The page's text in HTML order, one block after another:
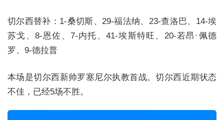
切尔西替补：1-桑切斯、29-福法纳、23-查洛巴、14-埃
苏戈、8-恩佐、7-内托、41-埃斯特旺、20-若昂·佩德
罗、9-德拉普
本场是切尔西新帅罗塞尼尔执教首战。切尔西近期状态
不佳，已经5场不胜。